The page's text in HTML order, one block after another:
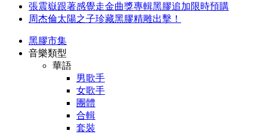
張震嶽跟著感覺走金曲獎專輯黑膠追加限時預購
周杰倫太陽之子珍藏黑膠精雕出擊！
黑膠市集
音樂類型
華語
男歌手
女歌手
團體
合輯
套裝